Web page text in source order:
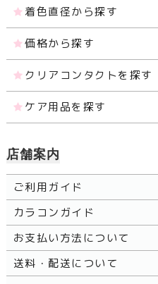
着色直径から探す
価格から探す
クリアコンタクトを探す
ケア用品を探す
店舗案内
ご利用ガイド
カラコンガイド
お支払い方法について
送料・配送について